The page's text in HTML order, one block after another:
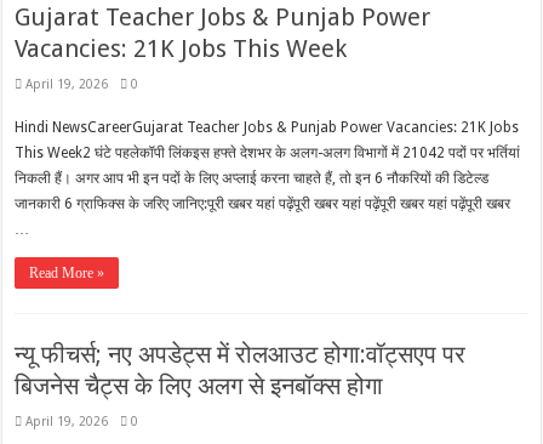
Gujarat Teacher Jobs & Punjab Power
Vacancies: 21K Jobs This Week
April 19, 2026 0
Hindi NewsCareerGujarat Teacher Jobs & Punjab Power Vacancies: 21K Jobs
This Week2 घंटे पहलेकॉपी लिंकइस हफ्ते देशभर के अलग-अलग विभागों में 21042 पदों पर भर्तियां
निकली हैं। अगर आप भी इन पदों के लिए अप्लाई करना चाहते हैं, तो इन 6 नौकरियों की डिटेल्ड
जानकारी 6 ग्राफिक्स के जरिए जानिए:पूरी खबर यहां पढ़ेंपूरी खबर यहां पढ़ेंपूरी खबर यहां पढ़ेंपूरी खबर
Read More »
न्यू फीचर्स; नए अपडेट्स में रोलआउट होगा:वॉट्सएप पर
बिजनेस चैट्स के लिए अलग से इनबॉक्स होगा
April 19, 2026 0